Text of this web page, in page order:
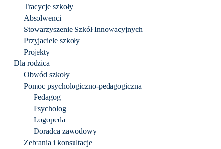
Tradycje szkoły
Absolwenci
Stowarzyszenie Szkół Innowacyjnych
Przyjaciele szkoły
Projekty
Dla rodzica
Obwód szkoły
Pomoc psychologiczno-pedagogiczna
Pedagog
Psycholog
Logopeda
Doradca zawodowy
Zebrania i konsultacje